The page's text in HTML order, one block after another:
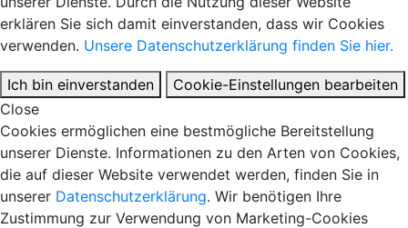
erklären Sie sich damit einverstanden, dass wir Cookies
verwenden. Unsere Datenschutzerklärung finden Sie hier.
Ich bin einverstanden
Cookie-Einstellungen bearbeiten
Close
Cookies ermöglichen eine bestmögliche Bereitstellung
unserer Dienste. Informationen zu den Arten von Cookies,
die auf dieser Website verwendet werden, finden Sie in
unserer Datenschutzerklärung. Wir benötigen Ihre
Zustimmung zur Verwendung von Marketing-Cookies